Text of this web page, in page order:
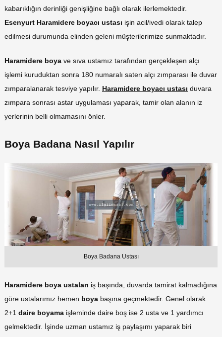
kabarıklığın derinliği genişliğine bağlı olarak ilerlemektedir.
Esenyurt Haramidere boyacı ustası işin acil/ivedi olarak talep
edilmesi durumunda elinden geleni müşterilerimize sunmaktadır.
Haramidere boya ve sıva ustamız tarafından gerçekleşen alçı
işlemi kuruduktan sonra 180 numaralı saten alçı zımparası ile duvar
zımparalanarak tesviye yapılır. Haramidere boyacı ustası duvara
zımpara sonrası astar uygulaması yaparak, tamir olan alanın iz
yerlerinin belli olmamasını önler.
Boya Badana Nasıl Yapılır
Boya Badana Ustası
Haramidere boya ustaları iş başında, duvarda tamirat kalmadığına
göre ustalarımız hemen boya başına geçmektedir. Genel olarak
2+1 daire boyama işleminde daire boş ise 2 usta ve 1 yardımcı
gelmektedir. İşinde uzman ustamız iş paylaşımı yaparak biri